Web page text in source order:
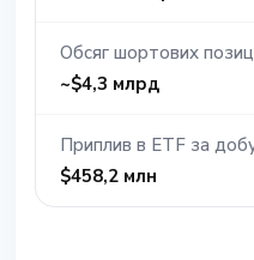
Обсяг шортових
~$4,3 млрд
Приплив в ETF за
$458,2 млн